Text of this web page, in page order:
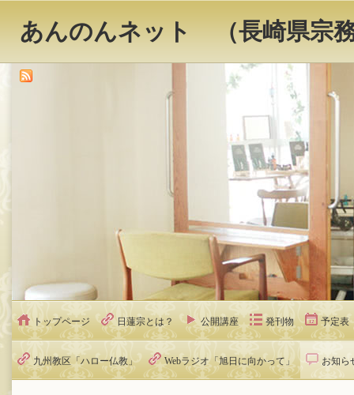
あんのんネット （長崎県宗
トップページ 日蓮宗とは？ 公開講座 発刊物 予定表
九州教区「ハロー仏教」 Webラジオ「旭日に向かって」 お知ら